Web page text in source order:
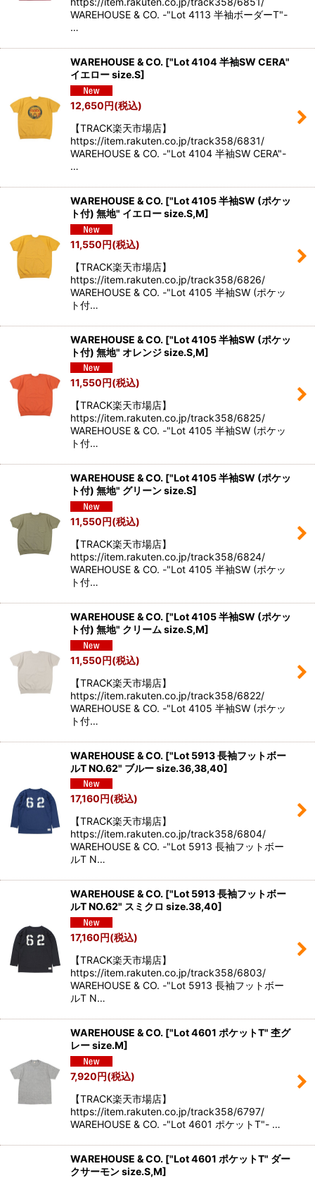
WAREHOUSE & CO. -"Lot 4113 半袖ボーダーT"-
…
WAREHOUSE & CO. ["Lot 4104 半袖SW CERA"
イエロー size.S]
12,650円(税込)
【TRACK楽天市場店】
https://item.rakuten.co.jp/track358/6831/
WAREHOUSE & CO. -"Lot 4104 半袖SW CERA"-
…
WAREHOUSE & CO. ["Lot 4105 半袖SW (ポケッ
ト付) 無地" イエロー size.S,M]
11,550円(税込)
【TRACK楽天市場店】
https://item.rakuten.co.jp/track358/6826/
WAREHOUSE & CO. -"Lot 4105 半袖SW (ポケッ
ト付…
WAREHOUSE & CO. ["Lot 4105 半袖SW (ポケッ
ト付) 無地" オレンジ size.S,M]
11,550円(税込)
【TRACK楽天市場店】
https://item.rakuten.co.jp/track358/6825/
WAREHOUSE & CO. -"Lot 4105 半袖SW (ポケッ
ト付…
WAREHOUSE & CO. ["Lot 4105 半袖SW (ポケッ
ト付) 無地" グリーン size.S]
11,550円(税込)
【TRACK楽天市場店】
https://item.rakuten.co.jp/track358/6824/
WAREHOUSE & CO. -"Lot 4105 半袖SW (ポケッ
ト付…
WAREHOUSE & CO. ["Lot 4105 半袖SW (ポケッ
ト付) 無地" クリーム size.S,M]
11,550円(税込)
【TRACK楽天市場店】
https://item.rakuten.co.jp/track358/6822/
WAREHOUSE & CO. -"Lot 4105 半袖SW (ポケッ
ト付…
WAREHOUSE & CO. ["Lot 5913 長袖フットボー
ルT NO.62" ブルー size.36,38,40]
17,160円(税込)
【TRACK楽天市場店】
https://item.rakuten.co.jp/track358/6804/
WAREHOUSE & CO. -"Lot 5913 長袖フットボー
ルT N…
WAREHOUSE & CO. ["Lot 5913 長袖フットボー
ルT NO.62" スミクロ size.38,40]
17,160円(税込)
【TRACK楽天市場店】
https://item.rakuten.co.jp/track358/6803/
WAREHOUSE & CO. -"Lot 5913 長袖フットボー
ルT N…
WAREHOUSE & CO. ["Lot 4601 ポケットT" 杢グ
レー size.M]
7,920円(税込)
【TRACK楽天市場店】
https://item.rakuten.co.jp/track358/6797/
WAREHOUSE & CO. -"Lot 4601 ポケットT"- …
WAREHOUSE & CO. ["Lot 4601 ポケットT" ダー
クサーモン size.S,M]